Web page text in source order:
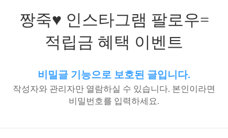
짱죽♥ 인스타그램 팔로우=
적립금 혜택 이벤트
비밀글 기능으로 보호된 글입니다.
작성자와 관리자만 열람하실 수 있습니다. 본인이라면
비밀번호를 입력하세요.